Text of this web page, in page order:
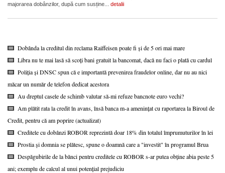
majorarea dobânzilor, după cum susține... detalii
Dobânda la creditul din reclama Raiffeisen poate fi și de 5 ori mai mare
Libra nu te mai lasă să scoți bani gratuit la bancomat, dacă nu faci o plată cu cardul
Poliția și DNSC spun că e importantă prevenirea fraudelor online, dar nu au nici
măcar un număr de telefon dedicat acestora
Au dreptul casele de schimb valutar să-mi refuze bancnote euro vechi?
Am plătit rata la credit în avans, însă banca m-a amenințat cu raportarea la Biroul de
Credit, pentru că am poprire (actualizat)
Creditele cu dobânzi ROBOR reprezintă doar 18% din totalul împrumuturilor în lei
Prostia și domnia se plătesc, spune o doamnă care a "investit" în programul Brua
Despăgubirile de la bănci pentru creditele cu ROBOR s-ar putea obține abia peste 5
ani; exemplu de calcul al unui potențial prejudiciu